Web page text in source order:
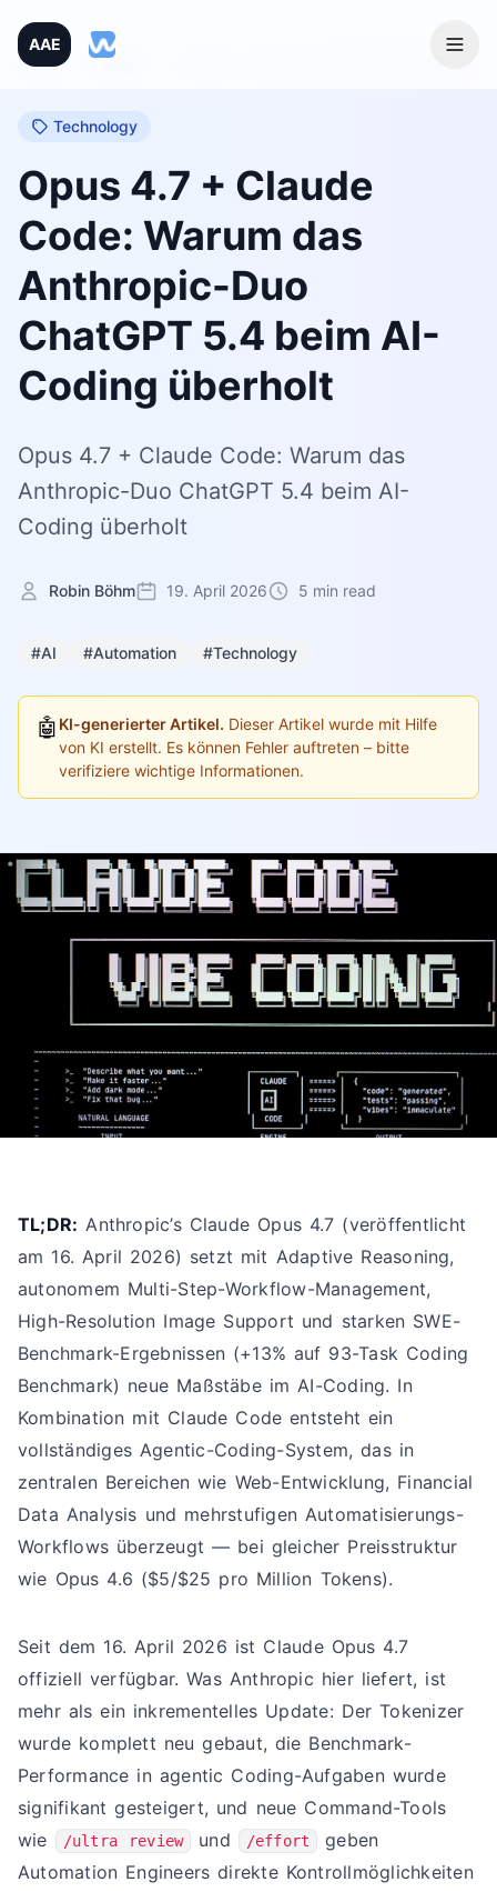
AAE
Home
Blog
Technology
Opus 4.7 + Claude
Code: Warum das
Anthropic-Duo
ChatGPT 5.4 beim AI-
Coding überholt
Opus 4.7 + Claude Code: Warum das
Anthropic-Duo ChatGPT 5.4 beim AI-
Coding überholt
Robin Böhm 19. April 2026 5 min read
#AI #Automation #Technology
🤖 KI-generierter Artikel. Dieser Artikel wurde mit Hilfe
von KI erstellt. Es können Fehler auftreten – bitte
verifiziere wichtige Informationen.
TL;DR: Anthropic’s Claude Opus 4.7 (veröffentlicht
am 16. April 2026) setzt mit Adaptive Reasoning,
autonomem Multi-Step-Workflow-Management,
High-Resolution Image Support und starken SWE-
Benchmark-Ergebnissen (+13% auf 93-Task Coding
Benchmark) neue Maßstäbe im AI-Coding. In
Kombination mit Claude Code entsteht ein
vollständiges Agentic-Coding-System, das in
zentralen Bereichen wie Web-Entwicklung, Financial
Data Analysis und mehrstufigen Automatisierungs-
Workflows überzeugt — bei gleicher Preisstruktur
wie Opus 4.6 ($5/$25 pro Million Tokens).
Seit dem 16. April 2026 ist Claude Opus 4.7
offiziell verfügbar. Was Anthropic hier liefert, ist
mehr als ein inkrementelles Update: Der Tokenizer
wurde komplett neu gebaut, die Benchmark-
Performance in agentic Coding-Aufgaben wurde
signifikant gesteigert, und neue Command-Tools
wie
/ultra review und /effort
geben
Automation Engineers direkte Kontrollmöglichkeiten